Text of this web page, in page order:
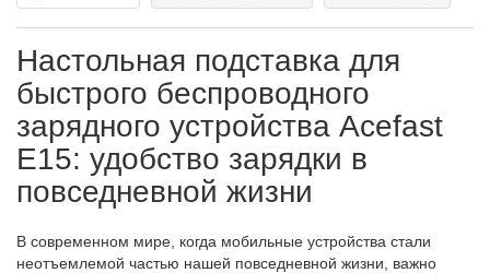
Настольная подставка для
быстрого беспроводного
зарядного устройства Acefast
E15: удобство зарядки в
повседневной жизни
В современном мире, когда мобильные устройства стали
неотъемлемой частью нашей повседневной жизни, важно